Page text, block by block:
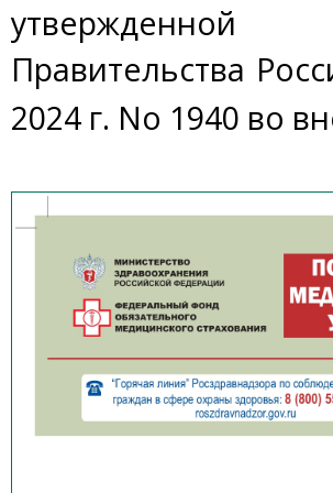
Правительства
2024 г. No 1940 во